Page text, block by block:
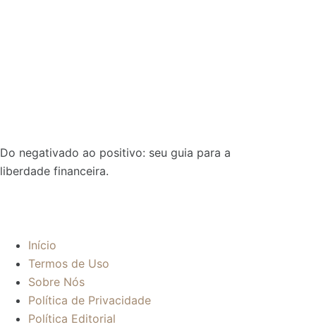
Do negativado ao positivo: seu guia para a
liberdade financeira.
Início
Termos de Uso
Sobre Nós
Política de Privacidade
Política Editorial